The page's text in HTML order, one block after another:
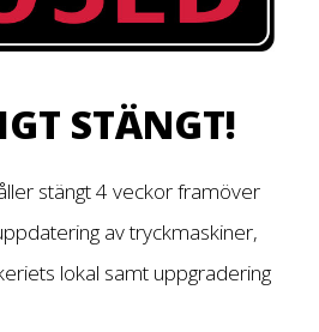
STÄNGT!
stängt 4 veckor framöver
av tryckmaskiner,
lokal samt uppgradering